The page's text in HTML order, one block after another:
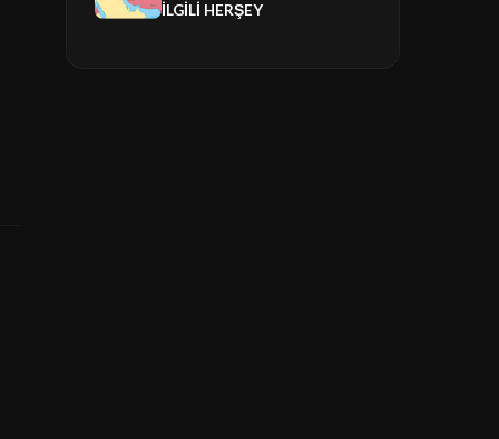
İLGİLİ HERŞEY